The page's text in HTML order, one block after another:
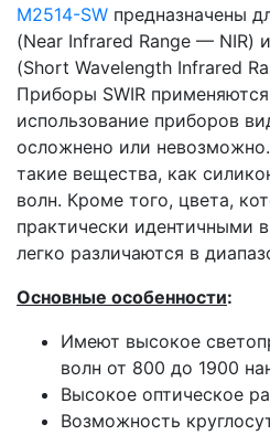
M2514-SW предназначены
(Near Infrared Range — NIR)
(Short Wavelength Infrared
Приборы SWIR
использование приборов
осложнено или
такие вещества, как
волн. Кроме того, цвета,
практически идентичными
легко различаются в
Основные особенности:
Имеют высокое
волн от 800 до 1900
Высокое оптическое
Возможность